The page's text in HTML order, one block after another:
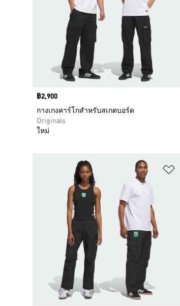
Price
฿2,900
กางเกงคาร์โกสำหรับสเกตบอร์ด
Originals
ใหม่